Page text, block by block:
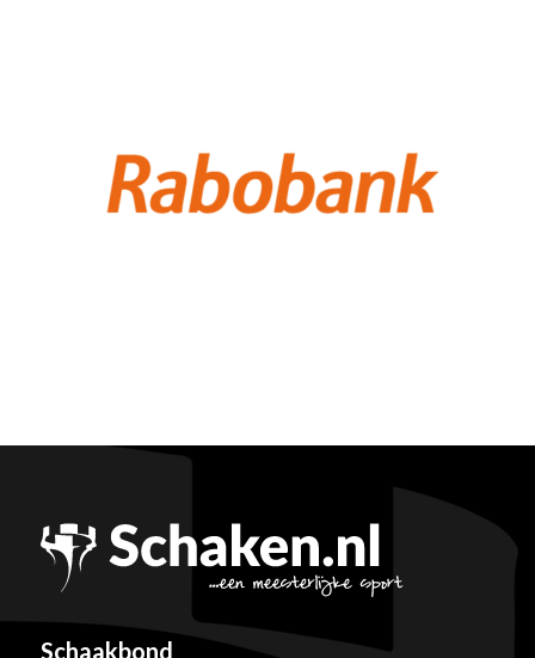
Schaakbond